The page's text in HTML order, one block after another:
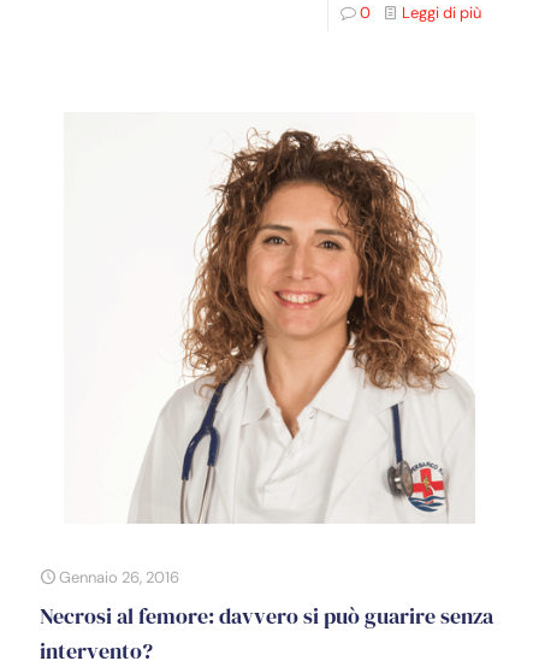
0 Leggi di più
Gennaio 26, 2016
Necrosi al femore: davvero si può guarire senza
intervento?